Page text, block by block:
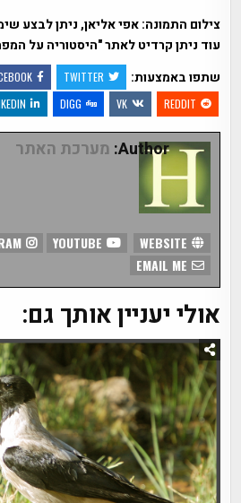
צילום התמונה: אפי אליאן, ניתן לבצע
עוד ניתן קרדיט לאתר "היסטוריה על
שתפו באמצעות:
TWITTER
REDDIT
VK
DIGG
Author: מערכת האתר
INSTAGRAM
אולי יעניין אותך גם: